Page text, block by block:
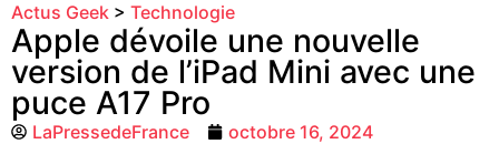
Actus Geek > Technologie
Apple dévoile une nouvelle
version de l’iPad Mini avec une
puce A17 Pro
LaPressedeFrance
octobre 16, 2024